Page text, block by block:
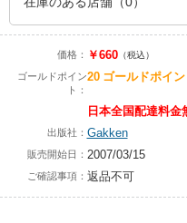
価格： ￥660（税込）
ゴールドポイン
ト：
20 ゴールドポイ
日本全国配達料金
出版社： Gakken
販売開始日： 2007/03/15
ご確認事項： 返品不可